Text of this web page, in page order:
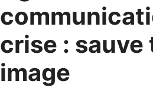
crise : sauve
image